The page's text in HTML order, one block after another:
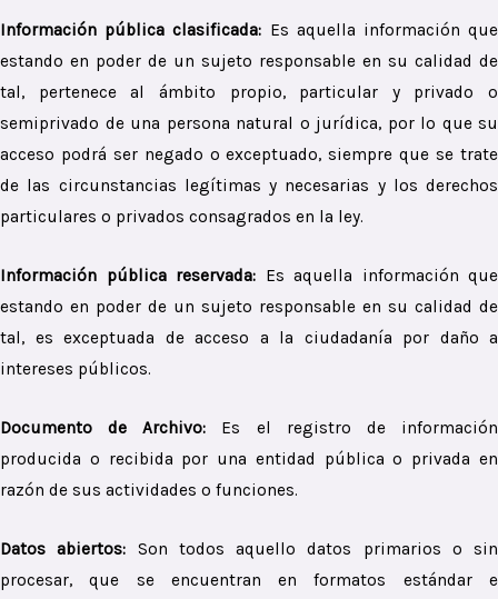
Información pública clasificada: Es aquella información que
estando en poder de un sujeto responsable en su calidad de
tal, pertenece al ámbito propio, particular y privado o
semiprivado de una persona natural o jurídica, por lo que su
acceso podrá ser negado o exceptuado, siempre que se trate
de las circunstancias legítimas y necesarias y los derechos
particulares o privados consagrados en la ley.
Información pública reservada: Es aquella información que
estando en poder de un sujeto responsable en su calidad de
tal, es exceptuada de acceso a la ciudadanía por daño a
intereses públicos.
Documento de Archivo:
Es el registro de información
producida o recibida por una entidad pública o privada en
razón de sus actividades o funciones.
Datos abiertos:
Son todos aquello datos primarios o sin
procesar, que se encuentran en formatos estándar e